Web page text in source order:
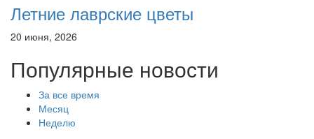
Летние лаврские цветы
20 июня, 2026
Популярные новости
За все время
Месяц
Неделю